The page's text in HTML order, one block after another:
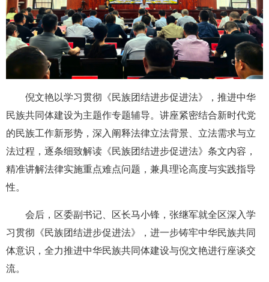
倪文艳以学习贯彻《民族团结进步促进法》，推进中华
民族共同体建设为主题作专题辅导。讲座紧密结合新时代党
的民族工作新形势，深入阐释法律立法背景、立法需求与立
法过程，逐条细致解读《民族团结进步促进法》条文内容，
精准讲解法律实施重点难点问题，兼具理论高度与实践指导
性。
会后，区委副书记、区长马小锋，张继军就全区深入学
习贯彻《民族团结进步促进法》，进一步铸牢中华民族共同
体意识，全力推进中华民族共同体建设与倪文艳进行座谈交
流。